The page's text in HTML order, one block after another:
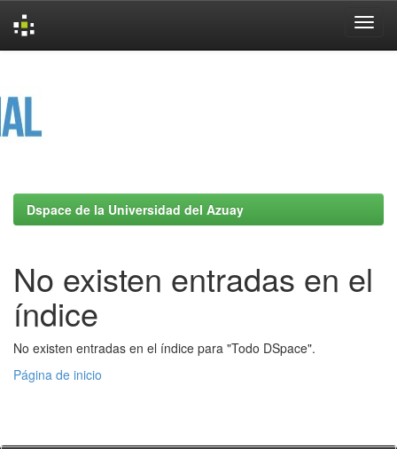
Dspace de la Universidad del Azuay
No existen entradas en el
índice
No existen entradas en el índice para "Todo DSpace".
Página de inicio